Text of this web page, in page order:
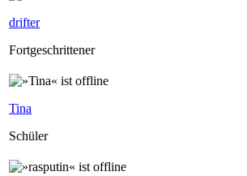
drifter
Fortgeschrittener
Tina
Schüler